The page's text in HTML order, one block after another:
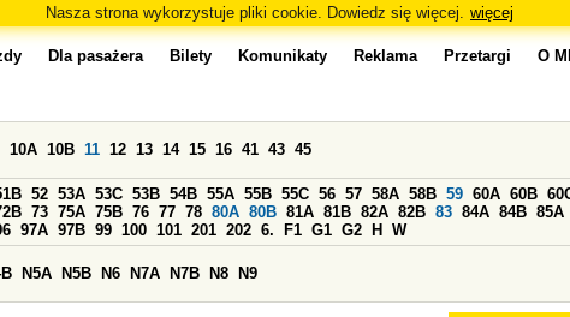
Nasza strona wykorzystuje pliki cookie. Dowiedz się więcej. więcej
Dla pasażera Bilety Komunikaty Reklama Przetargi O
10A 10B 11 12 13 14 15 16 41 43 45
52 53A 53C 53B 54B 55A 55B 55C 56 57 58A 58B 59 60A 60B
73 75A 75B 76 77 78 80A 80B 81A 81B 82A 82B 83 84A 84B 85A
97A 97B 99 100 101 201 202 6. F1 G1 G2 H W
N5A N5B N6 N7A N7B N8 N9